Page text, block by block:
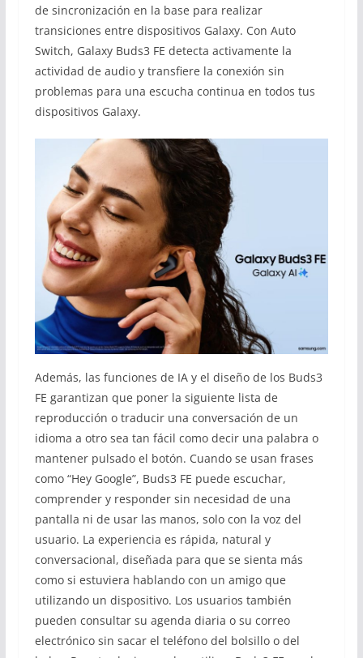
de sincronización en la base para realizar
transiciones entre dispositivos Galaxy. Con Auto
Switch, Galaxy Buds3 FE detecta activamente la
actividad de audio y transfiere la conexión sin
problemas para una escucha continua en todos tus
dispositivos Galaxy.
Además, las funciones de IA y el diseño de los Buds3
FE garantizan que poner la siguiente lista de
reproducción o traducir una conversación de un
idioma a otro sea tan fácil como decir una palabra o
mantener pulsado el botón. Cuando se usan frases
como “Hey Google”, Buds3 FE puede escuchar,
comprender y responder sin necesidad de una
pantalla ni de usar las manos, solo con la voz del
usuario. La experiencia es rápida, natural y
conversacional, diseñada para que se sienta más
como si estuviera hablando con un amigo que
utilizando un dispositivo. Los usuarios también
pueden consultar su agenda diaria o su correo
electrónico sin sacar el teléfono del bolsillo o del